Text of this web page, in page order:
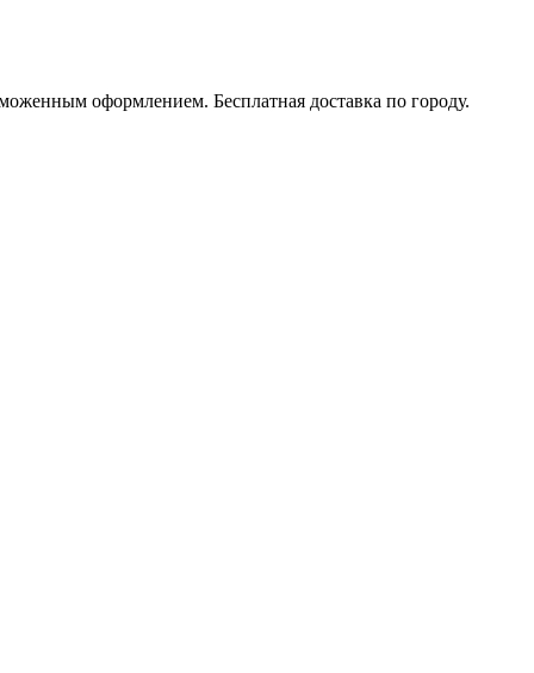
оформлением. Бесплатная доставка по городу.